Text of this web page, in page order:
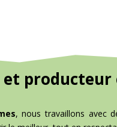
producteur
, nous travaillons avec